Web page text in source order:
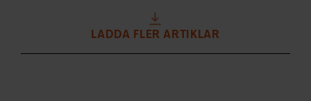
LADDA FLER ARTIKLAR